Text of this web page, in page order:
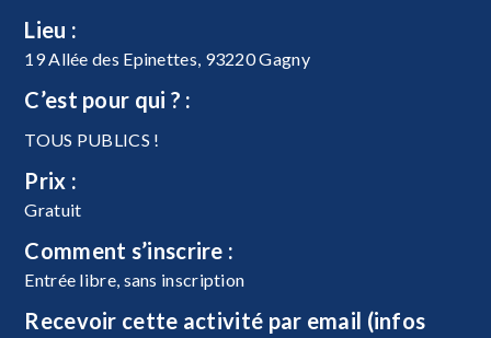
Lieu :
19 Allée des Epinettes, 93220 Gagny
C’est pour qui ? :
TOUS PUBLICS !
Prix :
Gratuit
Comment s’inscrire :
Entrée libre, sans inscription
Recevoir cette activité par email (infos